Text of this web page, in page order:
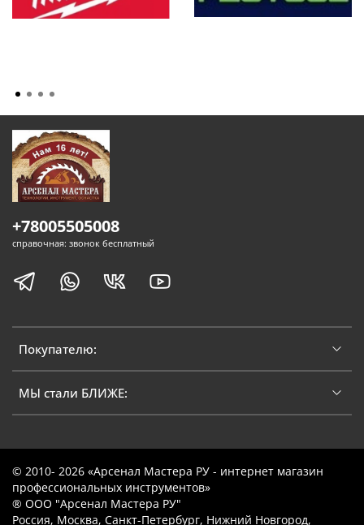
Покупателю:
МЫ стали БЛИЖЕ:
+78005505008
справочная: звонок бесплатный
© 2010- 2026 «Арсенал Мастера РУ - интернет магазин
профессиональных инструментов»
® ООО "Арсенал Мастера РУ"
Россия, Москва, Санкт-Петербург, Нижний Новгород,